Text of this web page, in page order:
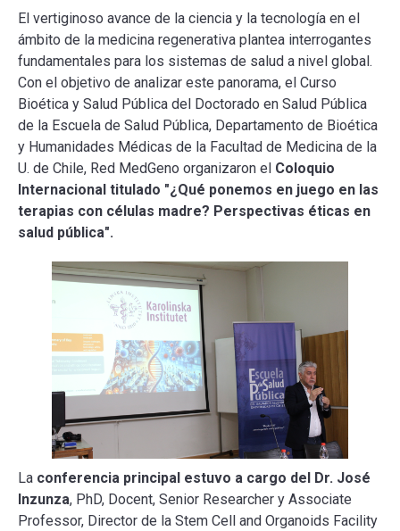
El vertiginoso avance de la ciencia y la tecnología en el
ámbito de la medicina regenerativa plantea interrogantes
fundamentales para los sistemas de salud a nivel global.
Con el objetivo de analizar este panorama, el Curso
Bioética y Salud Pública del Doctorado en Salud Pública
de la Escuela de Salud Pública, Departamento de Bioética
y Humanidades Médicas de la Facultad de Medicina de la
U. de Chile, Red MedGeno organizaron el Coloquio
Internacional titulado "¿Qué ponemos en juego en las
terapias con células madre? Perspectivas éticas en
salud pública".
La conferencia principal estuvo a cargo del Dr. José
Inzunza, PhD, Docent, Senior Researcher y Associate
Professor, Director de la Stem Cell and Organoids Facility